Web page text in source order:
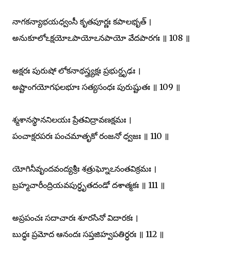
నాగకన్యాభయధ్వంసీ కృతపూర్ణః కపాలభృత్ ।
అనుకూలోఽక్షయోఽపాయోఽనపాయో వేదపారగః ॥ 108 ॥
అక్షరః పురుషో లోకనాథస్త్ర్యక్షః ప్రభుర్దృఢః ।
అష్టాంగయోగఫలభూః సత్యసంధః పురుష్టుతః ॥ 109 ॥
శ్మశానస్థాననిలయః ప్రేతవిద్రావణక్షమః ।
పంచాక్షరపరః పంచమాతృకో రంజనో ధ్వజః ॥ 110 ॥
యోగినీవృందవంద్యశ్రీః శత్రుఘ్నోఽనంతవిక్రమః ।
బ్రహ్మచారీంద్రియవపుర్ధృతదండో దశాత్మకః ॥ 111 ॥
అప్రపంచః సదాచారః శూరసేనో విదారకః ।
బుద్ధః ప్రమోద ఆనందః సప్తజిహ్వపతిర్ధరః ॥ 112 ॥